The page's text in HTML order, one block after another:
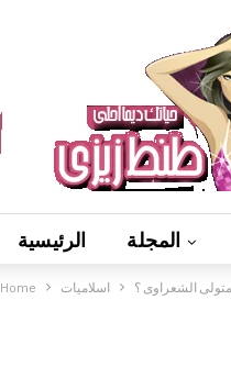
الرئيسية المجلة
ألعاب فيديوهات Home اسلاميات الشعراوى ؟